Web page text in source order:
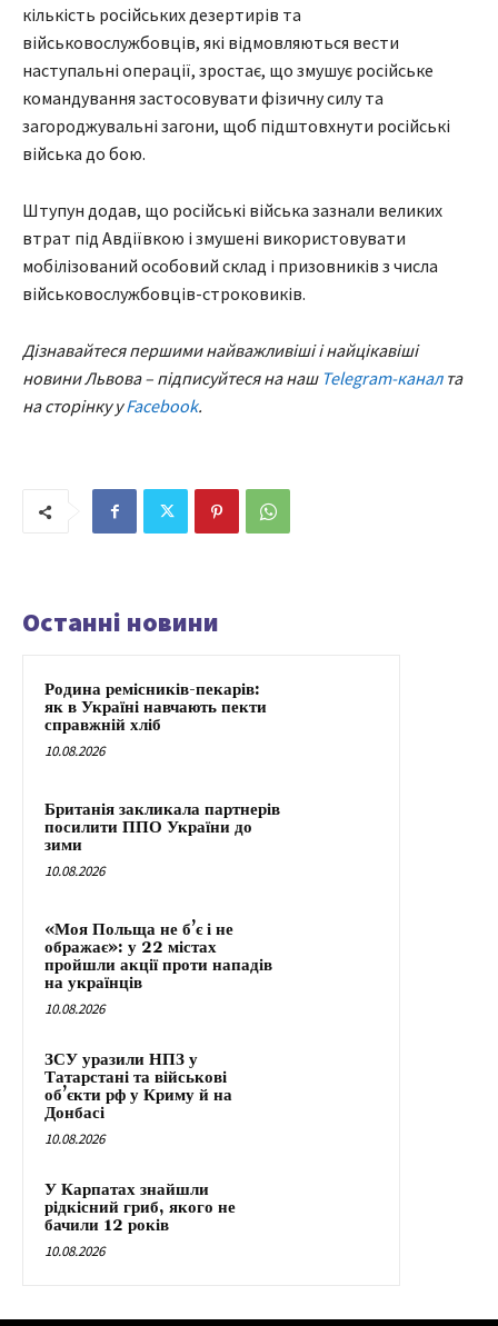
кількість російських дезертирів та
військовослужбовців, які відмовляються вести
наступальні операції, зростає, що змушує російське
командування застосовувати фізичну силу та
загороджувальні загони, щоб підштовхнути російські
війська до бою.
Штупун додав, що російські війська зазнали великих
втрат під Авдіївкою і змушені використовувати
мобілізований особовий склад і призовників з числа
військовослужбовців-строковиків.
Дізнавайтеся першими найважливіші і найцікавіші
новини Львова – підписуйтеся на наш Telegram-каналта
на сторінку уFacebook.
Останні новини
Родина ремісників-пекарів:
як в Україні навчають пекти
справжній хліб
10.08.2026
Британія закликала партнерів
посилити ППО України до
зими
10.08.2026
«Моя Польща не б’є і не
ображає»: у 22 містах
пройшли акції проти нападів
на українців
10.08.2026
ЗСУ уразили НПЗ у
Татарстані та військові
об’єкти рф у Криму й на
Донбасі
10.08.2026
У Карпатах знайшли
рідкісний гриб, якого не
бачили 12 років
10.08.2026